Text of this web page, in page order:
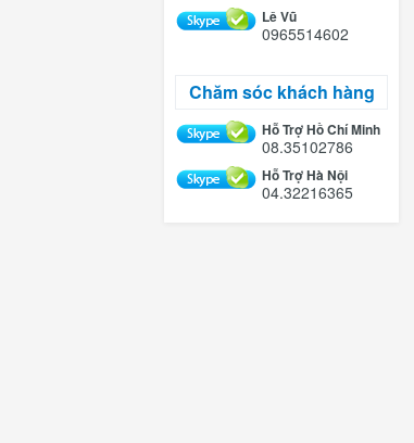
Lê Vũ
0965514602
Chăm sóc khách hàng
Hỗ Trợ Hồ Chí Minh
08.35102786
Hỗ Trợ Hà Nội
04.32216365